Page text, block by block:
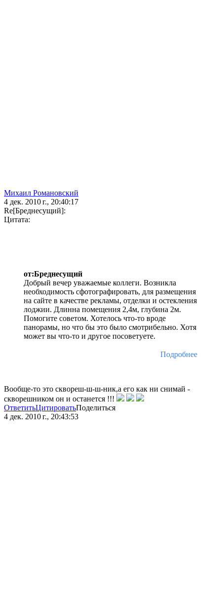
Михаил Романовский
4 дек. 2010 г., 20:40:17
Re[Бреднесущий]:
Цитата:
от:Бреднесущий
Добрый вечер уважаемые коллеги. Возникла
необходимость сфотографировать, для размещения
на сайте в качестве рекламы, отделки и остекления
лоджии. Длинна помещения 2,4м, глубина 2м.
Помогите советом. Хотелось что-то вроде
панорамы, но что бы это было смотрибельно. Хотя
может вы что-то и другое посоветуете.
Подробнее
Вообще-то это сквореш-ш-ш-ник,а его как ни снимай -
скворешником он и останется !!!
ОтветитьЦитироватьПоделиться
4 дек. 2010 г., 20:43:53